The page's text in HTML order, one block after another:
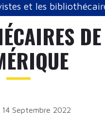
et les
Septembre 2022